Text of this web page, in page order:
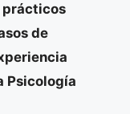
prácticos
de
Psicología